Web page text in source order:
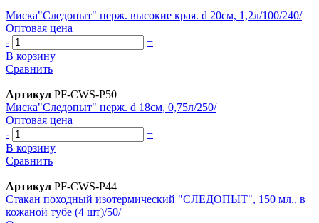
Миска"Следопыт" нерж. высокие края. d 20см, 1,2л/100/240/
Оптовая цена
-
+
В корзину
Сравнить
Артикул PF-CWS-P50
Миска"Следопыт" нерж. d 18см, 0,75л/250/
Оптовая цена
-
+
В корзину
Сравнить
Артикул PF-CWS-P44
Стакан походный изотермический "СЛЕДОПЫТ", 150 мл., в
кожаной тубе (4 шт)/50/